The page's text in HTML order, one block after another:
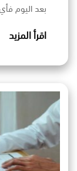
بعد اليوم
اقرأ المزيد